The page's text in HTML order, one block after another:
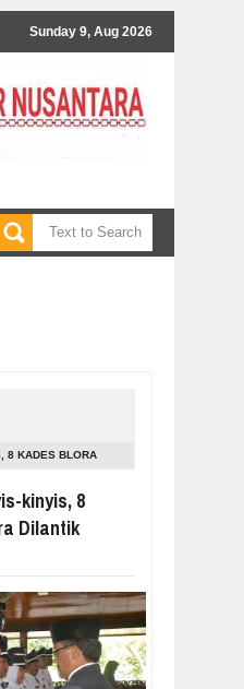
Sunday 9, Aug 2026
8 KADES BLORA
kinyis, 8
Dilantik